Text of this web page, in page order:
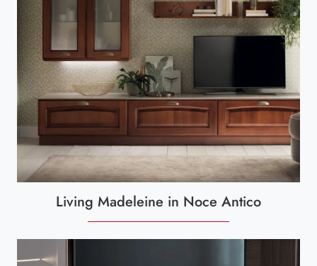
Living Madeleine in Noce Antico